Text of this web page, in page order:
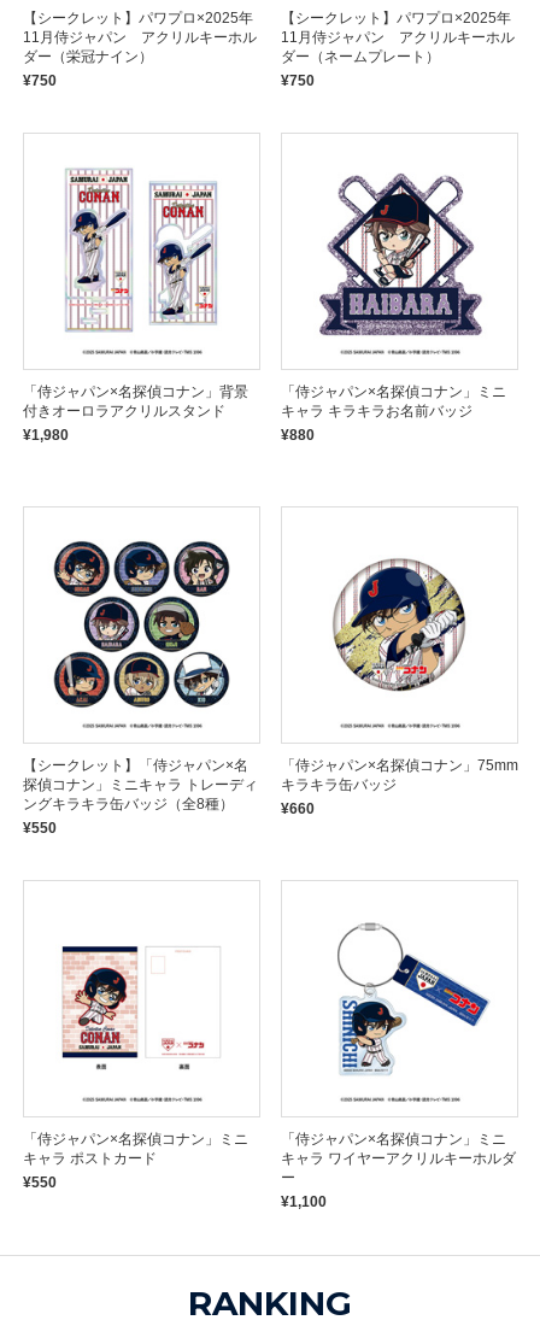
【シークレット】パワプロ×2025年
11月侍ジャパン アクリルキーホル
ダー（栄冠ナイン）
¥750
【シークレット】パワプロ×2025年
11月侍ジャパン アクリルキーホル
ダー（ネームプレート）
¥750
「侍ジャパン×名探偵コナン」背景
付きオーロラアクリルスタンド
¥1,980
「侍ジャパン×名探偵コナン」ミニ
キャラ キラキラお名前バッジ
¥880
【シークレット】「侍ジャパン×名
探偵コナン」ミニキャラ トレーディ
ングキラキラ缶バッジ（全8種）
¥550
「侍ジャパン×名探偵コナン」75mm
キラキラ缶バッジ
¥660
「侍ジャパン×名探偵コナン」ミニ
キャラ ポストカード
¥550
「侍ジャパン×名探偵コナン」ミニ
キャラ ワイヤーアクリルキーホルダ
ー
¥1,100
RANKING